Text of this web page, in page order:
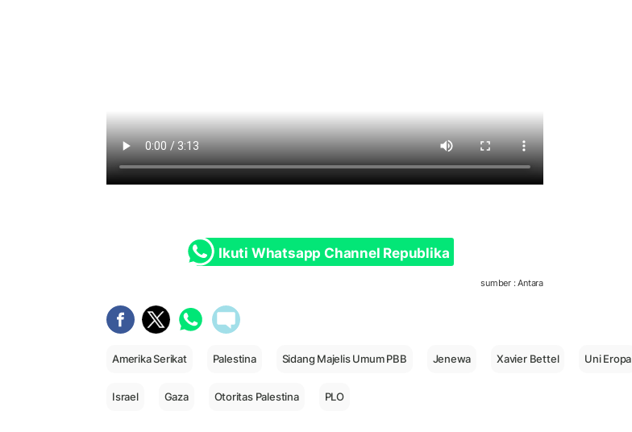
Ikuti Whatsapp Channel Republika
sumber : Antara
Amerika Serikat Palestina Sidang Majelis Umum PBB Jenewa Xavier Bettel Uni Eropa
Israel Gaza Otoritas Palestina PLO